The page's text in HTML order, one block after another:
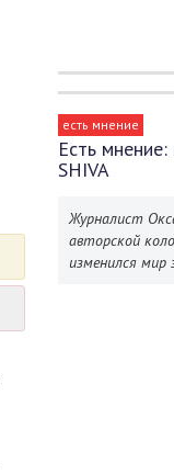
есть мнение
Есть
SHIVA
Журналист
авторской
изменился мир